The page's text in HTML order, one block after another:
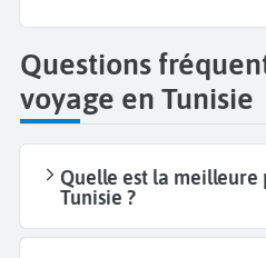
Questions
voyage en Tunisie
Quelle est la
Tunisie ?